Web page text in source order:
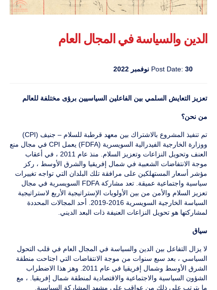
الدين والسياسة في المجال العام
Post Date: 30 نوفمبر 2022
تعزيز التعايش السلمي بين الفاعلين السياسيين برؤى مختلفة للعالم
من نحن؟
تم تنفيذ المشروع بالاشتراك بين معهد قرطبة للسلام – جنيف (CPI)
ووزارة الخارجية الفيدرالية السويسرية (FDFA) يعمل CPI في مجال منع
العنف وتحويل النزاعات وتعزيز السلام. منذ عام 2011 ، في أعقاب
موجة الانتفاضات الشعبية في شمال إفريقيا والشرق الأوسط ، ركز
مؤشر أسعار المستهلكين على مرافقة تلك البلدان التي تواجه تغييرات
سياسية واجتماعية عميقة. تعد مشاركة FDFA السويسرية في مجال
تعزيز السلام والأمن من بين الأولويات الإستراتيجية الأربع لاستراتيجية
السياسة الخارجية السويسرية 2016-2019. أحد المجالات المحددة
لمشاركتها هو تحويل النزاعات العنيفة ذات البعد الديني.
سياق
لا يزال التفاعل بين الدين والسياسة في المجال العام في قلب التحول
السياسي ، بعد سبع سنوات من موجة الانتفاضات التي اجتاحت منطقة
الشرق الأوسط وشمال إفريقيا في عام 2011. وهز هذا الاضطراب
الشؤون السياسية والاجتماعية والاقتصادية لمنطقة شمال إفريقيا. ، مع
ما يترتب على ذلك من عواقب على مشهد المشاركة السياسية.